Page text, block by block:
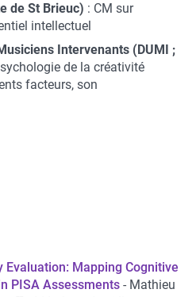
de St Brieuc) : CM sur
intellectuel
Intervenants (DUMI ;
de la créativité
facteurs, son
Evaluation: Mapping Cognitive
PISA Assessments
Mathieu